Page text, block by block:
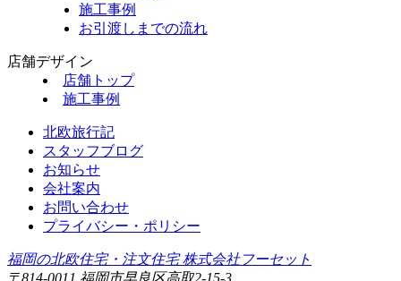
施工事例
お引渡しまでの流れ
店舗デザイン
店舗トップ
施工事例
北欧旅行記
スタッフブログ
お知らせ
会社案内
お問い合わせ
プライバシー・ポリシー
福岡の北欧住宅・注文住宅 株式会社フーセット